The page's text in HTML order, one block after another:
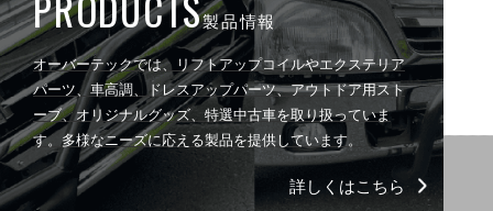
製品情報
オーバーテックでは、リフトアップコイルやエクステリア
パーツ、車高調、ドレスアップパーツ、アウトドア用スト
ーブ、オリジナルグッズ、特選中古車を取り扱っていま
す。多様なニーズに応える製品を提供しています。
詳しくはこちら